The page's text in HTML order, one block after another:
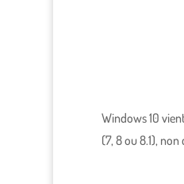
Windows 10
(7, 8 ou 8.1),